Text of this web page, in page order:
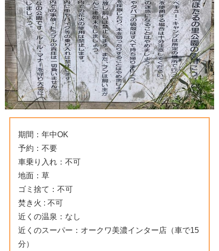
期間：年中OK
予約：不要
車乗り入れ：不可
地面：草
ゴミ捨て：不可
焚き火 : 不可
近くの温泉：なし
近くのスーパー：オークワ美濃インター店（車で15
分）